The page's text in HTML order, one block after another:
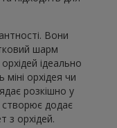
Вони
шарм
ідеально
орхідея чи
розкішно у
створює додає
з орхідей.